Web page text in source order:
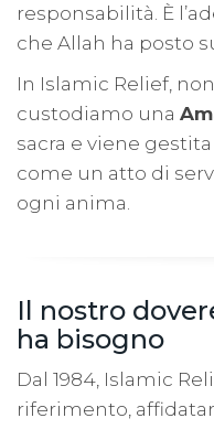
responsabilità. È
che Allah ha posto
In Islamic Relief,
custodiamo una
sacra e viene
come un atto di
ogni anima.
Il nostro
ha bisogno
Dal 1984, Islamic
riferimento,